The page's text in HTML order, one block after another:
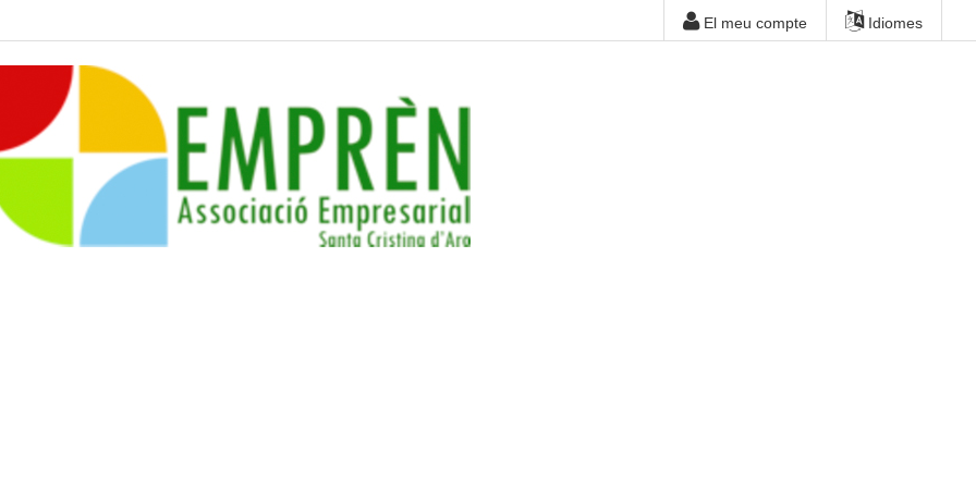
El meu compte Idiomes